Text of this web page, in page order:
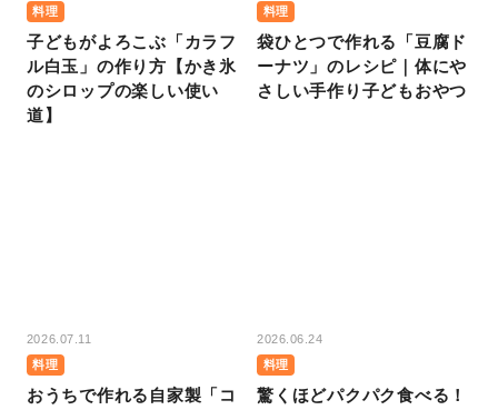
料理
子どもがよろこぶ「カラフ
ル白玉」の作り方【かき氷
のシロップの楽しい使い
道】
料理
袋ひとつで作れる「豆腐ド
ーナツ」のレシピ｜体にや
さしい手作り子どもおやつ
2026.07.11
料理
おうちで作れる自家製「コ
2026.06.24
料理
驚くほどパクパク食べる！